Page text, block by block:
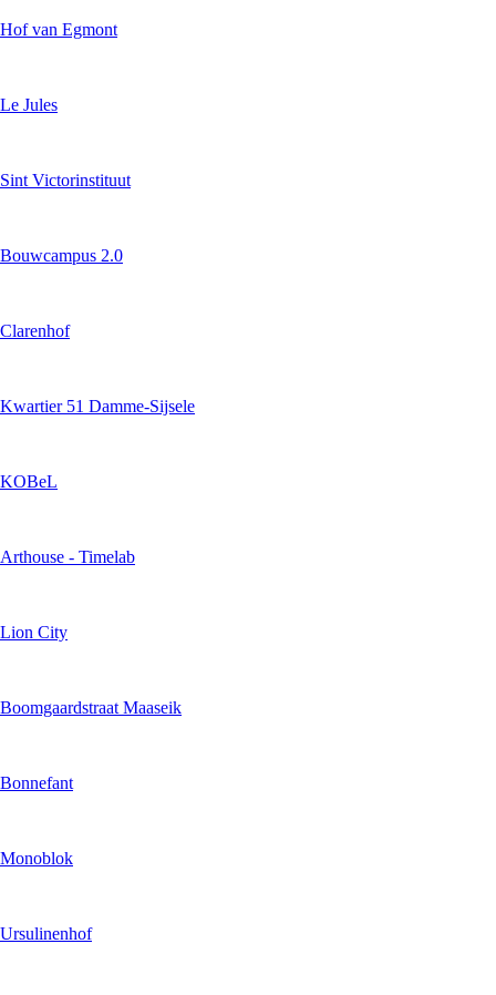
Hof van Egmont
Le Jules
Sint Victorinstituut
Bouwcampus 2.0
Clarenhof
Kwartier 51 Damme-Sijsele
KOBeL
Arthouse - Timelab
Lion City
Boomgaardstraat Maaseik
Bonnefant
Monoblok
Ursulinenhof